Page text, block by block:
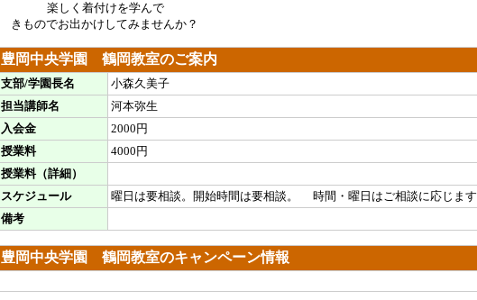
楽しく着付けを学んで
きものでお出かけしてみませんか？
豊岡中央学園 鶴岡教室のご案内
支部/学園長名
小森久美子
担当講師名
河本弥生
入会金
2000円
授業料
4000円
授業料（詳細）
スケジュール
曜日は要相談。開始時間は要相談。 時間・曜日はご相談に応じます
備考
豊岡中央学園 鶴岡教室のキャンペーン情報